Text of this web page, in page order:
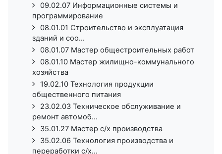
09.02.07 Информационные системы и
программирование
08.01.01 Строительство и эксплуатация
зданий и соо...
08.01.07 Мастер общестроительных работ
08.01.10 Мастер жилищно-коммунального
хозяйства
19.02.10 Технология продукции
общественного питания
23.02.03 Техническое обслуживание и
ремонт автомоб...
35.01.27 Мастер с/х производства
35.02.06 Технология производства и
переработки с/х...